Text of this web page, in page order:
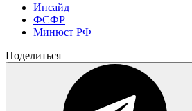
Инсайд
ФСФР
Минюст РФ
Поделиться